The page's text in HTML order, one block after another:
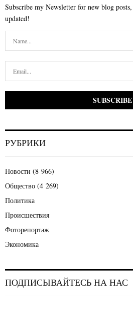
Subscribe my Newsletter for new blog
updated!
РУБРИКИ
Новости (8 966)
Общество (4 269)
Политика
Происшествия
Фоторепортаж
Экономика
ПОДПИСЫВАЙТЕСЬ НА НАС